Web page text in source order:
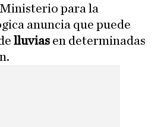
para la
anuncia que puede
lluvias en determinadas